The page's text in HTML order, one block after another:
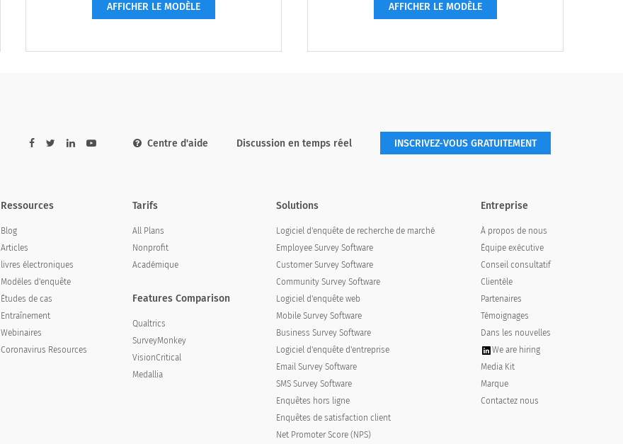
AFFICHER LE MODÈLE AFFICHER LE MODÈLE
Centre d'aide Discussion en temps réel INSCRIVEZ-VOUS GRATUITEMENT
Ressources
Blog
Articles
livres électroniques
Modèles d'enquête
Études de cas
Entraînement
Webinaires
Coronavirus Resources
Tarifs
All Plans
Nonprofit
Académique
Features Comparison
Qualtrics
SurveyMonkey
VisionCritical
Medallia
Solutions
Logiciel d'enquête de recherche de marché
Employee Survey Software
Customer Survey Software
Community Survey Software
Logiciel d'enquête web
Mobile Survey Software
Business Survey Software
Logiciel d'enquête d'entreprise
Email Survey Software
SMS Survey Software
Enquêtes hors ligne
Enquêtes de satisfaction client
Net Promoter Score (NPS)
Entreprise
À propos de nous
Équipe exécutive
Conseil consultatif
Clientèle
Partenaires
Témoignages
Dans les nouvelles
We are hiring
Media Kit
Marque
Contactez nous